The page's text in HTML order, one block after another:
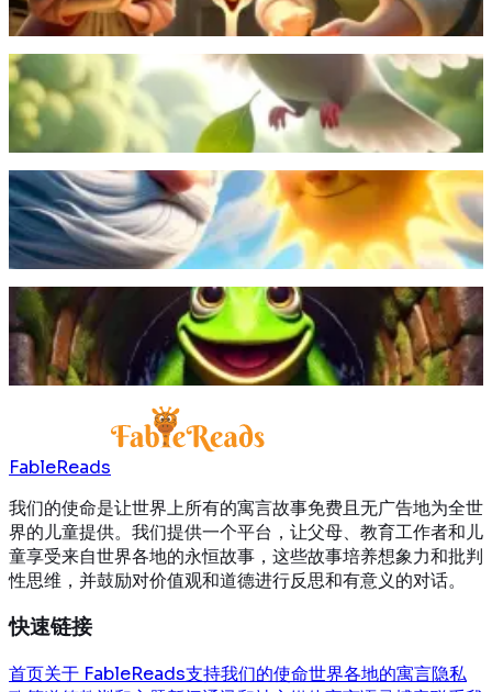
阅读更多
一只蚂蚁掉进水里，被一只鸽子救起，后来蚂蚁又从猎人手中
救下了鸽子。
阅读更多
太阳和北风比赛看谁能让旅行者脱下外套，最终太阳用温暖的
光芒获胜。
阅读更多
一只快乐的小青蛙在井里遇见了一只海龟，并了解到井外广阔
而美妙的世界。
阅读更多
FableReads
我们的使命是让世界上所有的寓言故事免费且无广告地为全世
界的儿童提供。我们提供一个平台，让父母、教育工作者和儿
童享受来自世界各地的永恒故事，这些故事培养想象力和批判
性思维，并鼓励对价值观和道德进行反思和有意义的对话。
快速链接
首页关于 FableReads支持我们的使命世界各地的寓言隐私